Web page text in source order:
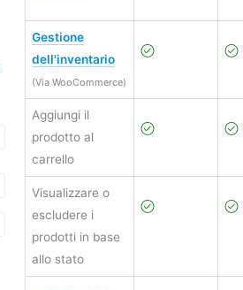
Gestione
dell'inventario
(Via WooCommerce)
Aggiungi il
prodotto al
carrello
Visualizzare o
escludere i
prodotti in base
allo stato